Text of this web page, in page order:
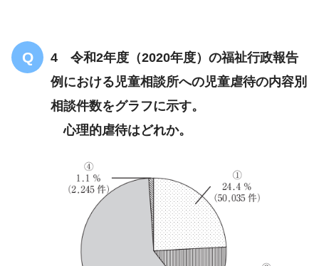
4 令和2年度（2020年度）の福祉行政報告
例における児童相談所への児童虐待の内容別
相談件数をグラフに示す。
心理的虐待はどれか。